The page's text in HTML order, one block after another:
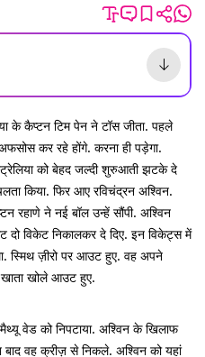
के कैप्टन टिम पेन ने टॉस जीता. पहले
कर रहे होंगे. करना ही पड़ेगा.
को बेहद जल्दी शुरुआती झटके दे
किया. फिर आए रविचंद्रन अश्विन.
रहाणे ने नई बॉल उन्हें सौंपी. अश्विन
विकेट निकालकर दे दिए. इन विकेट्स में
स्मिथ ज़ीरो पर आउट हुए. वह अपने
खाता खोले आउट हुए.
वेड को निपटाया. अश्विन के खिलाफ
वह क्रीज़ से निकले. अश्विन को यहां